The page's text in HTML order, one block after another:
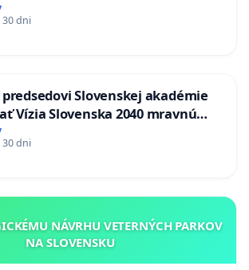
30 dni
Slovenskej akadémie
Vízia Slovenska 2040 mravnú
30 dni
NÁVRHU VETERNÝCH PARKOV
NA SLOVENSKU